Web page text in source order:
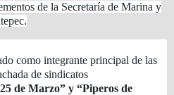
de la Secretaría de Marina y
como integrante principal de las
de sindicatos
de Marzo” y “Piperos de